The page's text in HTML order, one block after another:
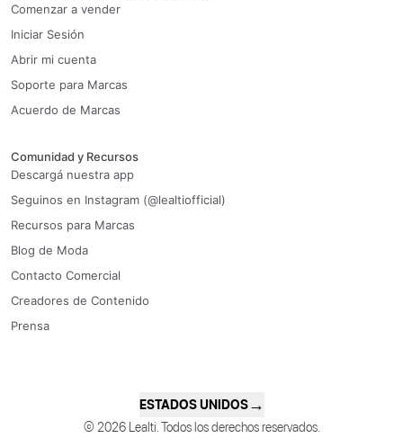
Comenzar a vender
Iniciar Sesión
Abrir mi cuenta
Soporte para Marcas
Acuerdo de Marcas
Comunidad y Recursos
Descargá nuestra app
Seguinos en Instagram (@lealtiofficial)
Recursos para Marcas
Blog de Moda
Contacto Comercial
Creadores de Contenido
Prensa
ESTADOS UNIDOS→
© 2026 Lealti. Todos los derechos reservados.